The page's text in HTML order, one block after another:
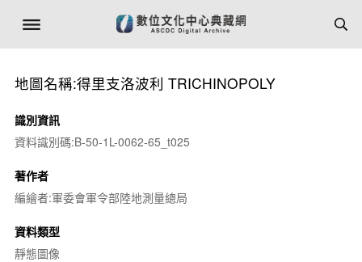
地圖名稱:得里支洛波利 TRICHINOPOLY
識別資訊
資料識別碼:B-50-1L-0062-65_t025
著作者
編繪者:軍委會軍令部陸地測量總局
資料類型
靜態圖像